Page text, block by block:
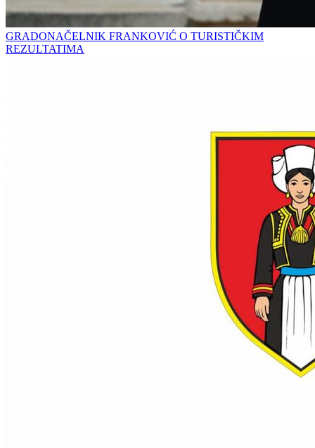
GRADONAČELNIK FRANKOVIĆ O TURISTIČKIM
REZULTATIMA